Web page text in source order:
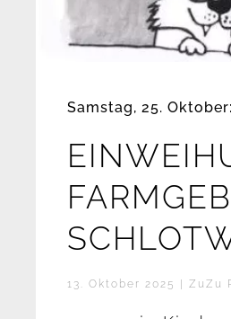
Samstag, 25. Oktober:
13. Oktober 2025 | ZuZu